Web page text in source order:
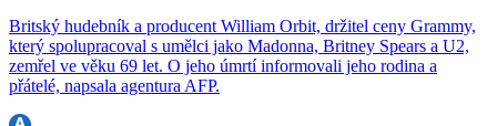
Britský hudebník a producent William Orbit, držitel ceny Grammy,
který spolupracoval s umělci jako Madonna, Britney Spears a U2,
zemřel ve věku 69 let. O jeho úmrtí informovali jeho rodina a
přátelé, napsala agentura AFP.